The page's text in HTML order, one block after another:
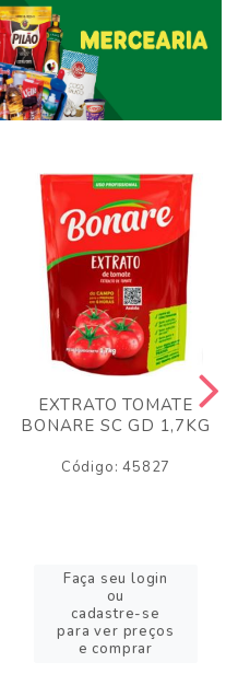
EXTRATO TOMATE
BONARE SC GD 1,7KG
Código: 45827
Faça seu login
ou
cadastre-se
para ver preços
e comprar